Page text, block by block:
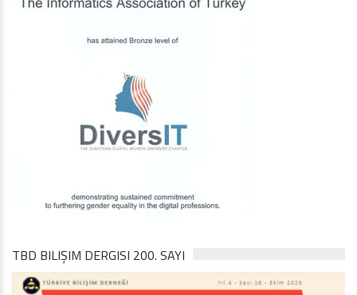
TBD BILIŞIM DERGISI 200. SAYI